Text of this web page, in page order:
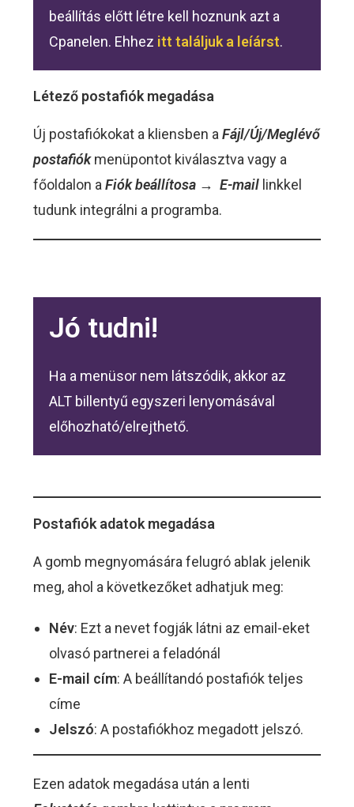
beállítás előtt létre kell hoznunk azt a
Cpanelen. Ehhez itt találjuk a leíárst.
Létező postafiók megadása
Új postafiókokat a kliensben aFájl/Új/Meglévő
postafiókmenüpontot kiválasztva vagy a
főoldalon aFiók beállítosa →E-mail linkkel
tudunk integrálni a programba.
Jó tudni!
Ha a menüsor nem látszódik, akkor az
ALT billentyű egyszeri lenyomásával
előhozható/elrejthető.
Postafiók adatok megadása
A gomb megnyomására felugró ablak jelenik
meg, ahol a következőket adhatjuk meg:
Név: Ezt a nevet fogják látni az email-eket
olvasó partnerei a feladónál
E-mail cím: A beállítandó postafiók teljes
címe
Jelszó: A postafiókhoz megadott jelszó.
Ezen adatok megadása után a lenti